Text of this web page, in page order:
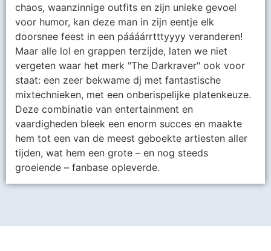
chaos, waanzinnige outfits en zijn unieke gevoel
voor humor, kan deze man in zijn eentje elk
doorsnee feest in een páááárrtttyyyy veranderen!
Maar alle lol en grappen terzijde, laten we niet
vergeten waar het merk "The Darkraver" ook voor
staat: een zeer bekwame dj met fantastische
mixtechnieken, met een onberispelijke platenkeuze.
Deze combinatie van entertainment en
vaardigheden bleek een enorm succes en maakte
hem tot een van de meest geboekte artiesten aller
tijden, wat hem een ​​grote – en nog steeds
groeiende – fanbase opleverde.